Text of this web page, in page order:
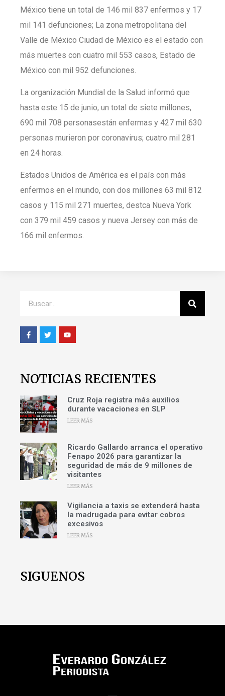
México tiene un total de 146 mil 837 enfermos y 17
mil 141 defunciones; La zona metropolitana del
Valle de México Ciudad de México es el estado con
más muertes con cuatro mil 553 casos, Estado de
México con mil 952 defunciones.
La organización Mundial de la Salud informó que
hasta este 15 de junio, un total de siete millones,
690 mil 708 personasestán enfermas y 427 mil 630
personas murieron por coronavirus; cuatro mil 281
en 24 horas.
Estados Unidos de América es el país con más
enfermos en el mundo, con dos millones 63 mil 812
casos y 115 mil 271 muertes, destca Nueva York
con 379 mil 459 casos y nueva Jersey con más de
166 mil enfermos.
NOTICIAS RECIENTES
Cruz Roja registra más auxilios
durante vacaciones en SLP
LEER MÁS
Ricardo Gallardo arranca el operativo
Fenapo 2026 para garantizar la
seguridad de más de 9 millones de
visitantes
LEER MÁS
Vigilancia a taxis se extenderá hasta
la madrugada para evitar cobros
excesivos
LEER MÁS
SIGUENOS